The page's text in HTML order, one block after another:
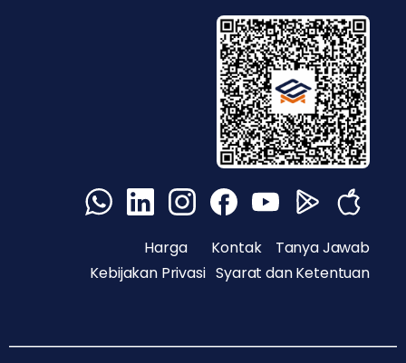
Harga KontakTanya Jawab
Kebijakan Privasi Syarat dan Ketentuan